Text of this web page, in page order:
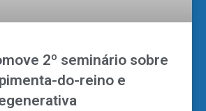
2º seminário sobre
do-reino e